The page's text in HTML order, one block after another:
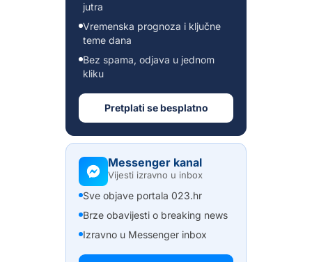
jutra
Vremenska prognoza i ključne
teme dana
Bez spama, odjava u jednom
kliku
Pretplati se besplatno
Messenger kanal
Vijesti izravno u inbox
Sve objave portala 023.hr
Brze obavijesti o breaking news
Izravno u Messenger inbox